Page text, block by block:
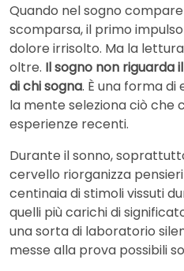
Quando nel sogno
scomparsa, il primo
dolore irrisolto. Ma la
oltre. Il sogno non riguarda
di chi sogna. È una forma di
la mente seleziona ciò che
esperienze recenti.
Durante il sonno,
cervello riorganizza
centinaia di stimoli vissuti
quelli più carichi di
una sorta di laboratorio
messe alla prova possibili